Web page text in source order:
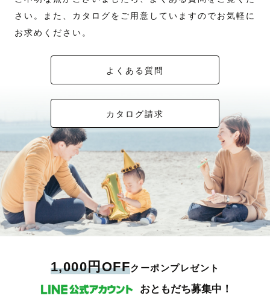
さい。また、カタログをご用意していますのでお気軽に
お求めください。
よくある質問
カタログ請求
1,000円OFFクーポンプレゼント
おともだち募集中！